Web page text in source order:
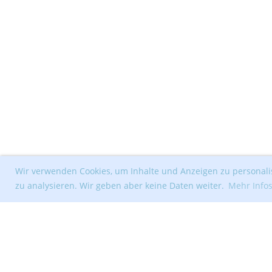
Wir verwenden Cookies, um Inhalte und Anzeigen zu
zu analysieren. Wir geben aber keine Daten weiter. Mehr Infos